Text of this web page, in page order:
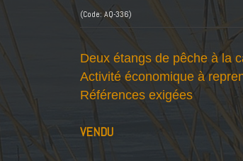
(Code: AQ-336)
Deux étangs de pêche à la
Activité économique à
Références exigées
VENDU